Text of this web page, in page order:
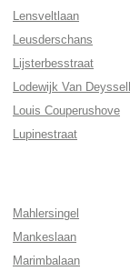
Lensveltlaan
Leusderschans
Lijsterbesstraat
Lodewijk Van
Louis Couperushove
Lupinestraat
Mahlersingel
Mankeslaan
Marimbalaan